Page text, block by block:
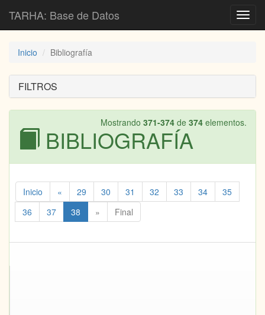
TARHA: Base de Datos
Inicio Bibliografía
FILTROS
Mostrando 371-374 de 374 elementos.
BIBLIOGRAFÍA
Inicio « 29 30 31 32 33 34
35
36
37 38 » Final